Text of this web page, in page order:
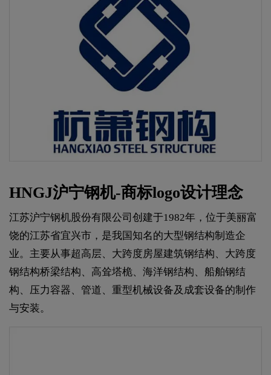
HNGJ沪宁钢机-商标logo设计理念
江苏沪宁钢机股份有限公司创建于1982年，位于美丽富
饶的江苏省宜兴市，是我国知名的大型钢结构制造企
业。主要从事超高层、大跨度房屋建筑钢结构、大跨度
钢结构桥梁结构、高耸塔桅、海洋钢结构、船舶钢结
构、压力容器、管道、重型机械设备及成套设备的制作
与安装。